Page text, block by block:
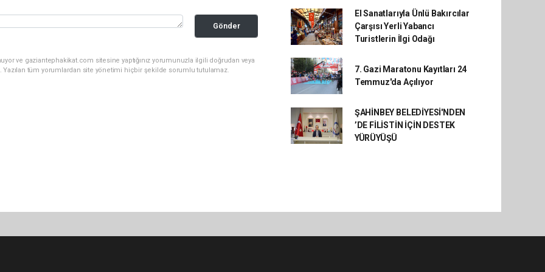
Gönder
ve gaziantephakikat.com sitesine yaptığınız yorumunuzla ilgili doğrudan veya
Yazılan tüm yorumlardan site yönetimi hiçbir şekilde sorumlu tutulamaz.
El Sanatlarıyla Ünlü Bakırcılar
Çarşısı Yerli Yabancı
Turistlerin İlgi Odağı
7. Gazi Maratonu Kayıtları 24
Temmuz'da Açılıyor
ŞAHİNBEY BELEDİYESİ'NDEN
’DE FİLİSTİN İÇİN DESTEK
YÜRÜYÜŞÜ